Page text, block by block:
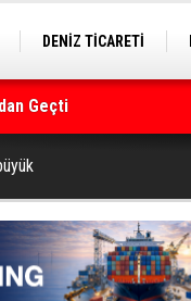
DENİZ TİCARETİ
Geçti